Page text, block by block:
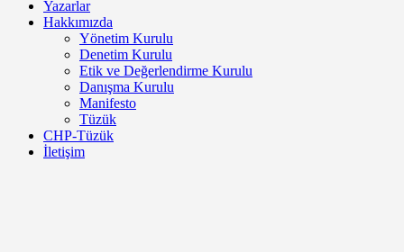
Yazarlar
Hakkımızda
Yönetim Kurulu
Denetim Kurulu
Etik ve Değerlendirme Kurulu
Danışma Kurulu
Manifesto
Tüzük
CHP-Tüzük
İletişim